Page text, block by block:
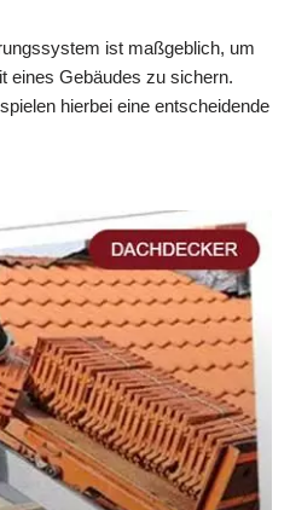
ist maßgeblich, um
eines Gebäudes zu sichern.
hierbei eine entscheidende